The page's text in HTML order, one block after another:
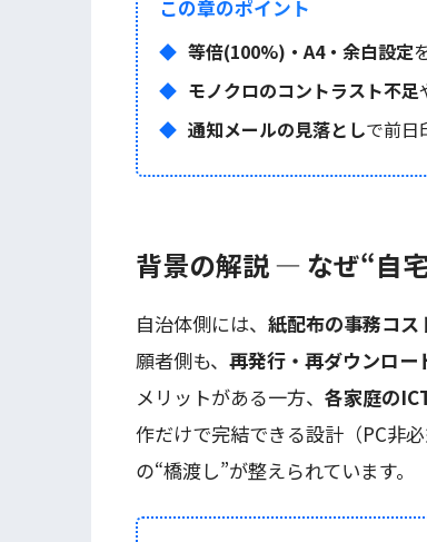
この章のポイント
等倍(100%)・A4・余白設定
モノクロのコントラスト不足
通知メールの見落としで前日
背景の解説 — なぜ“自
自治体側には、 紙配布の事務コ
願者側も、 再発行・再ダウンロー
メリットがある一方、 各家庭の
作だけで完結できる設計（PC非必
の“橋渡し”が整えられています。